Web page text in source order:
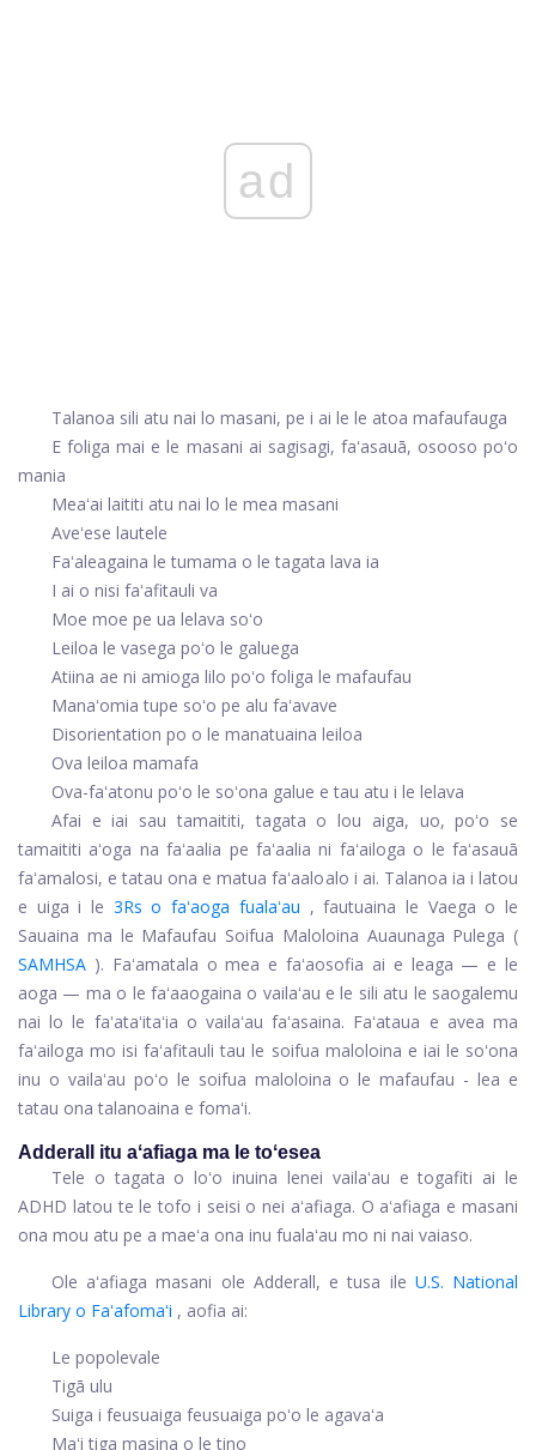
ad
Talanoa sili atu nai lo masani, pe i ai le le atoa mafaufauga
E foliga mai e le masani ai sagisagi, faʻasauā, osooso poʻo
mania
Meaʻai laititi atu nai lo le mea masani
Aveʻese lautele
Faʻaleagaina le tumama o le tagata lava ia
I ai o nisi faʻafitauli va
Moe moe pe ua lelava soʻo
Leiloa le vasega poʻo le galuega
Atiina ae ni amioga lilo poʻo foliga le mafaufau
Manaʻomia tupe soʻo pe alu faʻavave
Disorientation po o le manatuaina leiloa
Ova leiloa mamafa
Ova-faʻatonu poʻo le soʻona galue e tau atu i le lelava
Afai e iai sau tamaititi, tagata o lou aiga, uo, poʻo se
tamaititi aʻoga na faʻaalia pe faʻaalia ni faʻailoga o le faʻasauā
faʻamalosi, e tatau ona e matua faʻaaloalo i ai. Talanoa ia i latou
e uiga i le 3Rs o faʻaoga fualaʻau , fautuaina le Vaega o le
Sauaina ma le Mafaufau Soifua Maloloina Auaunaga Pulega (
SAMHSA ). Faʻamatala o mea e faʻaosofia ai e leaga — e le
aoga — ma o le faʻaaogaina o vailaʻau e le sili atu le saogalemu
nai lo le faʻataʻitaʻia o vailaʻau faʻasaina. Faʻataua e avea ma
faʻailoga mo isi faʻafitauli tau le soifua maloloina e iai le soʻona
inu o vailaʻau poʻo le soifua maloloina o le mafaufau - lea e
tatau ona talanoaina e fomaʻi.
Adderall itu aʻafiaga ma le toʻesea
Tele o tagata o loʻo inuina lenei vailaʻau e togafiti ai le
ADHD latou te le tofo i seisi o nei aʻafiaga. O aʻafiaga e masani
ona mou atu pe a maeʻa ona inu fualaʻau mo ni nai vaiaso.
Ole aʻafiaga masani ole Adderall, e tusa ile U.S. National
Library o Faʻafomaʻi , aofia ai:
Le popolevale
Tigā ulu
Suiga i feusuaiga feusuaiga poʻo le agavaʻa
Maʻi tiga masina o le tino